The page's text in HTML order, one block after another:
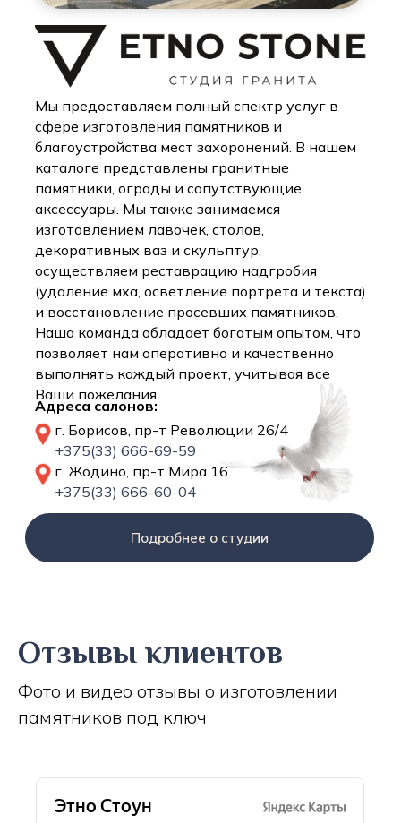
Мы предоставляем полный спектр услуг в
сфере изготовления памятников и
благоустройства мест захоронений. В нашем
каталоге представлены гранитные
памятники, ограды и сопутствующие
аксессуары. Мы также занимаемся
изготовлением лавочек, столов,
декоративных ваз и скульптур,
осуществляем реставрацию надгробия
(удаление мха, осветление портрета и текста)
и восстановление просевших памятников.
Наша команда обладает богатым опытом, что
позволяет нам оперативно и качественно
выполнять каждый проект, учитывая все
Ваши пожелания.
Адреса салонов:
г. Борисов, пр-т Революции 26/4
+375(33) 666-69-59
г. Жодино, пр-т Мира 16
+375(33) 666-60-04
Подробнее о студии
Отзывы клиентов
Фото и видео отзывы о изготовлении
памятников под ключ